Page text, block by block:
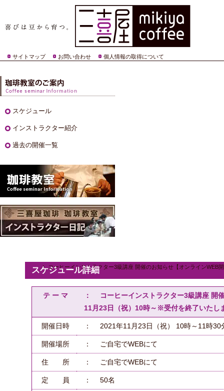
サイトマップ お問い合わせ 個人情報の取得について
コーヒーインストラクター3級講座 開催のお知らせ【オンライン
スケジュール詳細
テ ー マ
： コーヒーインストラクター3級講座 開
11月23日（祝）10時～※受付を終了いたし
開催日時 ： 2021年11月23日（祝） 10時～11時30
開催場所 ： ご自宅でWEBにて
住 所 ： ご自宅でWEBにて
定 員 ： 50名
スケジュール
インストラクター紹介
過去の開催一覧